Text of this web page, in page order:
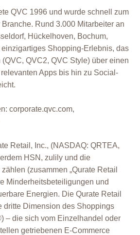
QVC 1996 und wurde schnell zum
Rund 3.000 Mitarbeiter an
Hückelhoven, Bochum,
Shopping-Erlebnis, das
QVC2, QVC Style) über einen
Apps bis hin zu Social-
corporate.qvc.com,
Retail, Inc., (NASDAQ: QRTEA,
HSN, zulily und die
(zusammen „Qurate Retail
Minderheitsbeteiligungen und
Energien. Die Qurate Retail
dritte Dimension des Shoppings
– die sich vom Einzelhandel oder
getriebenen E-Commerce